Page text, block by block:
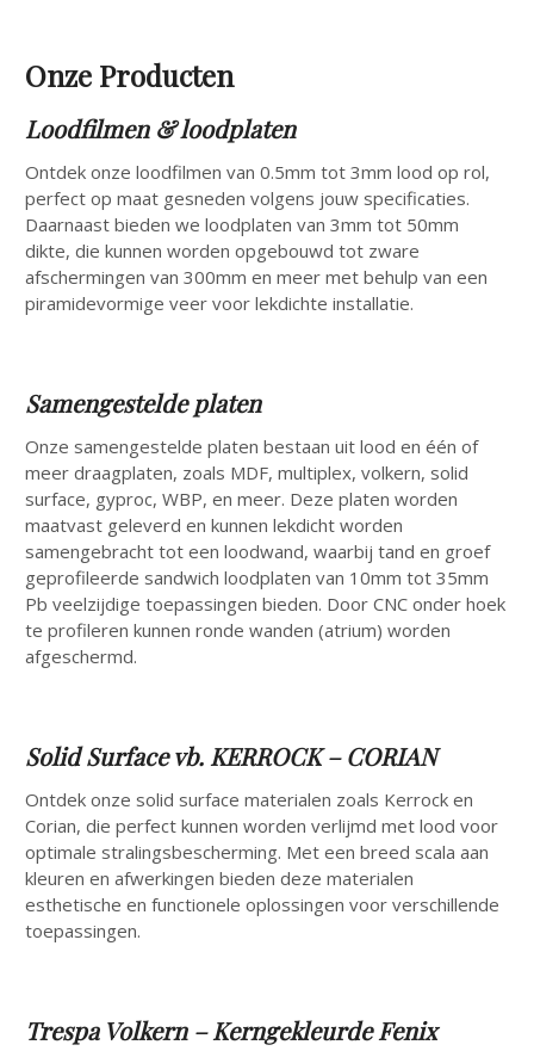
Onze Producten
Loodfilmen & loodplaten
Ontdek onze loodfilmen van 0.5mm tot 3mm lood op rol,
perfect op maat gesneden volgens jouw specificaties.
Daarnaast bieden we loodplaten van 3mm tot 50mm
dikte, die kunnen worden opgebouwd tot zware
afschermingen van 300mm en meer met behulp van een
piramidevormige veer voor lekdichte installatie.
Samengestelde platen
Onze samengestelde platen bestaan uit lood en één of
meer draagplaten, zoals MDF, multiplex, volkern, solid
surface, gyproc, WBP, en meer. Deze platen worden
maatvast geleverd en kunnen lekdicht worden
samengebracht tot een loodwand, waarbij tand en groef
geprofileerde sandwich loodplaten van 10mm tot 35mm
Pb veelzijdige toepassingen bieden. Door CNC onder hoek
te profileren kunnen ronde wanden (atrium) worden
afgeschermd.
Solid Surface vb. KERROCK – CORIAN
Ontdek onze solid surface materialen zoals Kerrock en
Corian, die perfect kunnen worden verlijmd met lood voor
optimale stralingsbescherming. Met een breed scala aan
kleuren en afwerkingen bieden deze materialen
esthetische en functionele oplossingen voor verschillende
toepassingen.
Trespa Volkern – Kerngekleurde Fenix